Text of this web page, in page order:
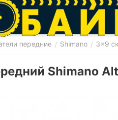
передние / Shimano / 3x9
Shimano